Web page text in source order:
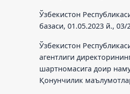
Ўзбекистон
базаси, 01.05.2023 й.,
Ўзбекистон
агентлиги
шартномасига доир
Қонунчилик